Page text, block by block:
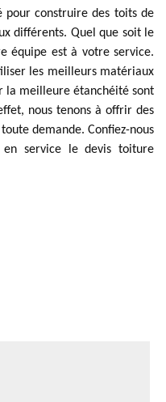
pour construire des toits de
différents. Quel que soit le
équipe est à votre service.
les meilleurs matériaux
la meilleure étanchéité sont
nous tenons à offrir des
demande. Confiez-nous
service le devis toiture